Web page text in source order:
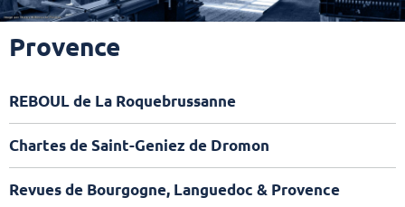
Provence
REBOUL de La Roquebrussanne
Chartes de Saint-Geniez de Dromon
Revues de Bourgogne, Languedoc & Provence